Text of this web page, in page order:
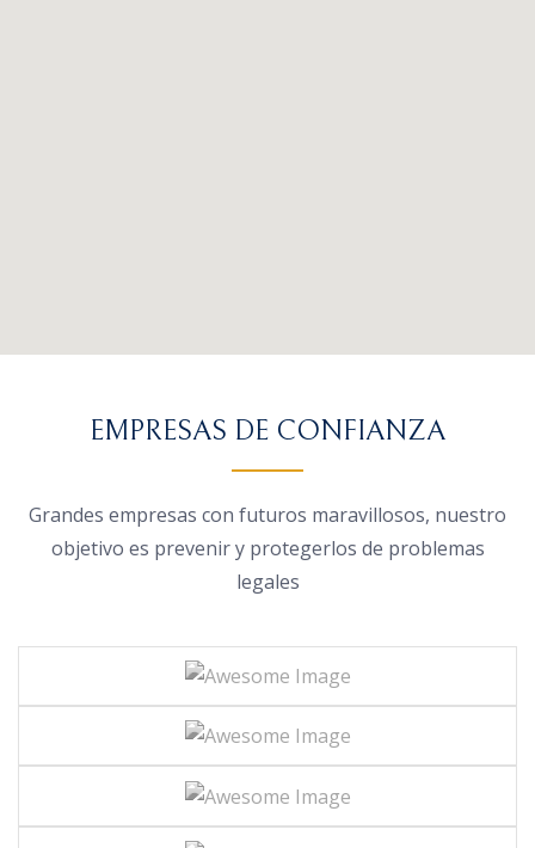
EMPRESAS DE CONFIANZA
Grandes empresas con futuros maravillosos, nuestro
objetivo es prevenir y protegerlos de problemas
legales